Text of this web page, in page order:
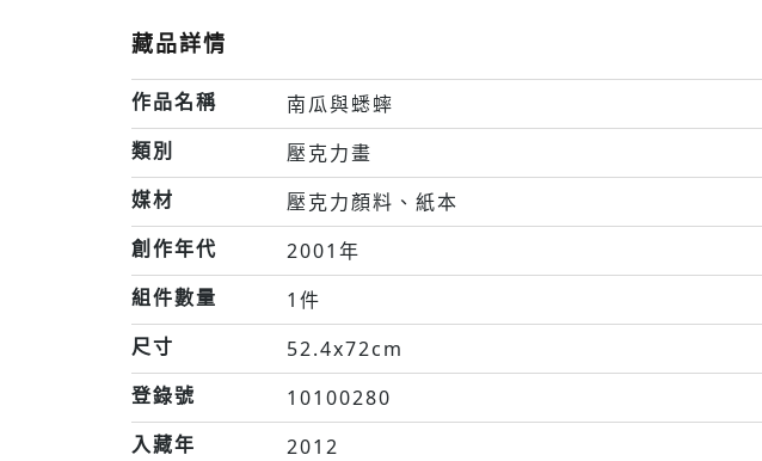
藏品詳情
作品名稱
南瓜與蟋蟀
類別
壓克力畫
媒材
壓克力顏料、紙本
創作年代
2001年
組件數量
1件
尺寸
52.4x72cm
登錄號
10100280
入藏年
2012